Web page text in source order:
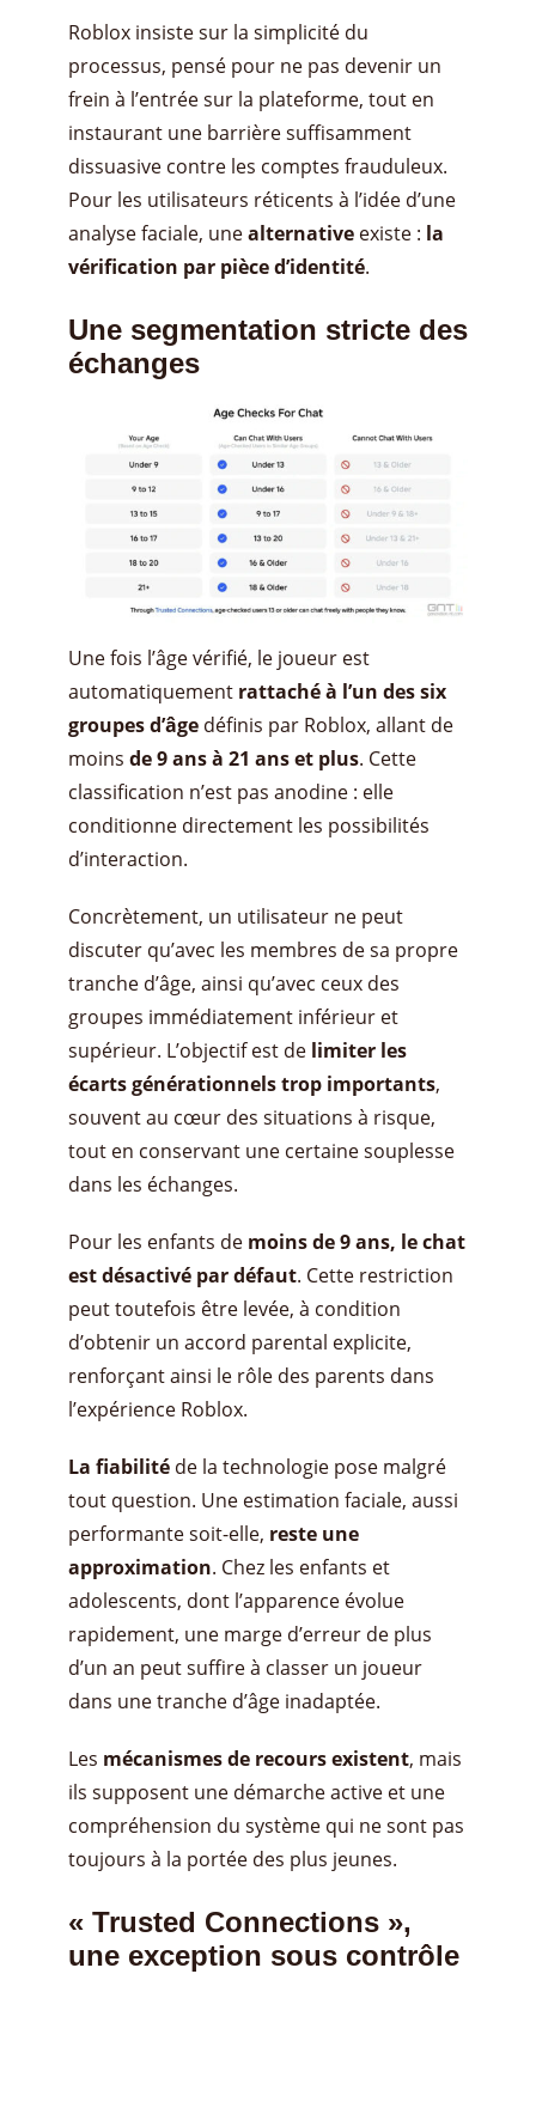
Roblox insiste sur la simplicité du
processus, pensé pour ne pas devenir un
frein à l’entrée sur la plateforme, tout en
instaurant une barrière suffisamment
dissuasive contre les comptes frauduleux.
Pour les utilisateurs réticents à l’idée d’une
analyse faciale, unealternative existe : la
vérification par pièce d’identité.
Une segmentation stricte des
échanges
Une fois l’âge vérifié, le joueur est
automatiquement rattaché à l’un des six
groupes d’âge définis par Roblox, allant de
moins de 9 ans à 21 ans et plus. Cette
classification n’est pas anodine : elle
conditionne directement les possibilités
d’interaction.
Concrètement, un utilisateur ne peut
discuter qu’avec les membres de sa propre
tranche d’âge, ainsi qu’avec ceux des
groupes immédiatement inférieur et
supérieur. L’objectif est de limiter les
écarts générationnels trop importants,
souvent au cœur des situations à risque,
tout en conservant une certaine souplesse
dans les échanges.
Pour les enfants de moins de 9 ans, le chat
est désactivé par défaut. Cette restriction
peut toutefois être levée, à condition
d’obtenir un accord parental explicite,
renforçant ainsi le rôle des parents dans
l’expérience Roblox.
La fiabilité de la technologie pose malgré
tout question. Une estimation faciale, aussi
performante soit-elle, reste une
approximation. Chez les enfants et
adolescents, dont l’apparence évolue
rapidement, une marge d’erreur de plus
d’un an peut suffire à classer un joueur
dans une tranche d’âge inadaptée.
Les mécanismes de recours existent, mais
ils supposent une démarche active et une
compréhension du système qui ne sont pas
toujours à la portée des plus jeunes.
« Trusted Connections »,
une exception sous contrôle